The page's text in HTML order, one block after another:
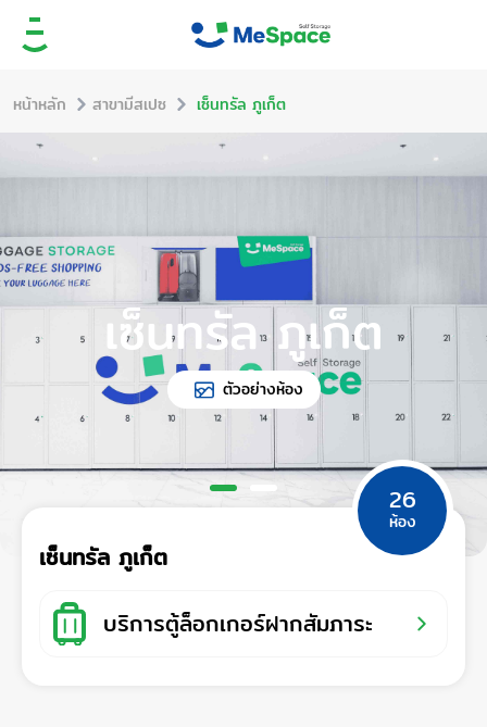
หน้าหลัก สาขามีสเปซ เซ็นทรัล ภูเก็ต
เซ็นทรัล ภูเก็ต
ตัวอย่างห้อง
เซ็นทรัล ภูเก็ต
26
ห้อง
บริการตู้ล็อกเกอร์ฝากสัมภาระ